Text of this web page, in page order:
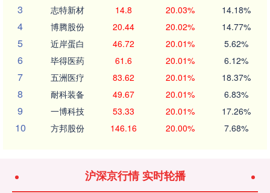
3 志特新材 14.8 20.03% 14.18%
4 博腾股份 20.44 20.02% 14.77%
5 近岸蛋白 46.72 20.01% 5.62%
6 毕得医药 61.6 20.01% 6.12%
7 五洲医疗 83.62 20.01% 18.37%
8 耐科装备 49.67 20.01% 6.83%
9 一博科技 53.33 20.01% 17.26%
10 方邦股份 146.16 20.00% 7.68%
沪深京行情 实时轮播